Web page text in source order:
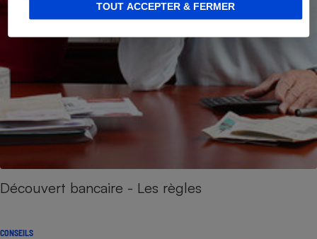
TOUT ACCEPTER & FERMER
Découvert bancaire - Les règles
CONSEILS